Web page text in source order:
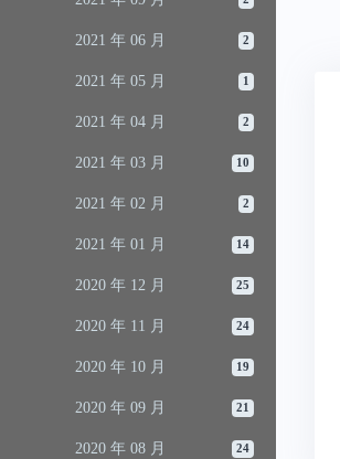
2021 年 06 月 2
2021 年 05 月 1
2021 年 04 月 2
2021 年 03 月 10
2021 年 02 月 2
2021 年 01 月 14
2020 年 12 月 25
2020 年 11 月 24
2020 年 10 月 19
2020 年 09 月 21
2020 年 08 月 24